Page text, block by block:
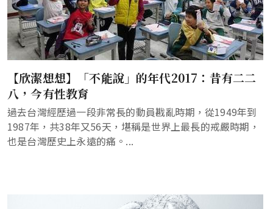
【欣潔想想】「不能說」的年代2017：昔有二二
八，今有性教育
過去台灣經歷過一段非常長的動員戡亂時期，從1949年到
1987年，共38年又56天，堪稱是世界上最長的戒嚴時期，
也是台灣歷史上永遠的痛。...